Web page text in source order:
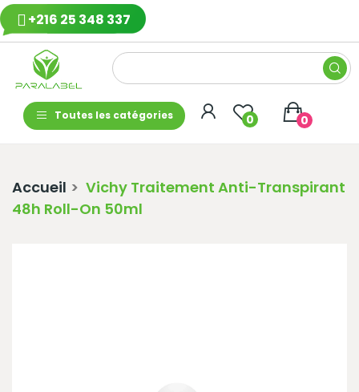
+216 25 348 337
Toutes les catégories 0 0
Accueil
Vichy Traitement Anti-Transpirant
48h Roll-On 50ml